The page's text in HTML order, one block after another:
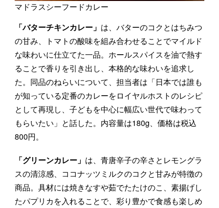
マドラスシーフードカレー
「バターチキンカレー」 は、バターのコクとはちみつ
の甘み、トマトの酸味を組み合わせることでマイルド
な味わいに仕立てた一品。ホールスパイスを油で熱す
ることで香りを引き出し、本格的な味わいを追求し
た。同品のねらいについて、担当者は「日本では誰も
が知っている定番のカレーをロイヤルホストのレシピ
として再現し、子どもを中心に幅広い世代で味わって
もらいたい」と話した。内容量は180g、価格は税込
800円。
「グリーンカレー」 は、青唐辛子の辛さとレモングラ
スの清涼感、ココナッツミルクのコクと甘みが特徴の
商品。具材には焼きなすや茹でたたけのこ、素揚げし
たパプリカを入れることで、彩り豊かで食感も楽しめ